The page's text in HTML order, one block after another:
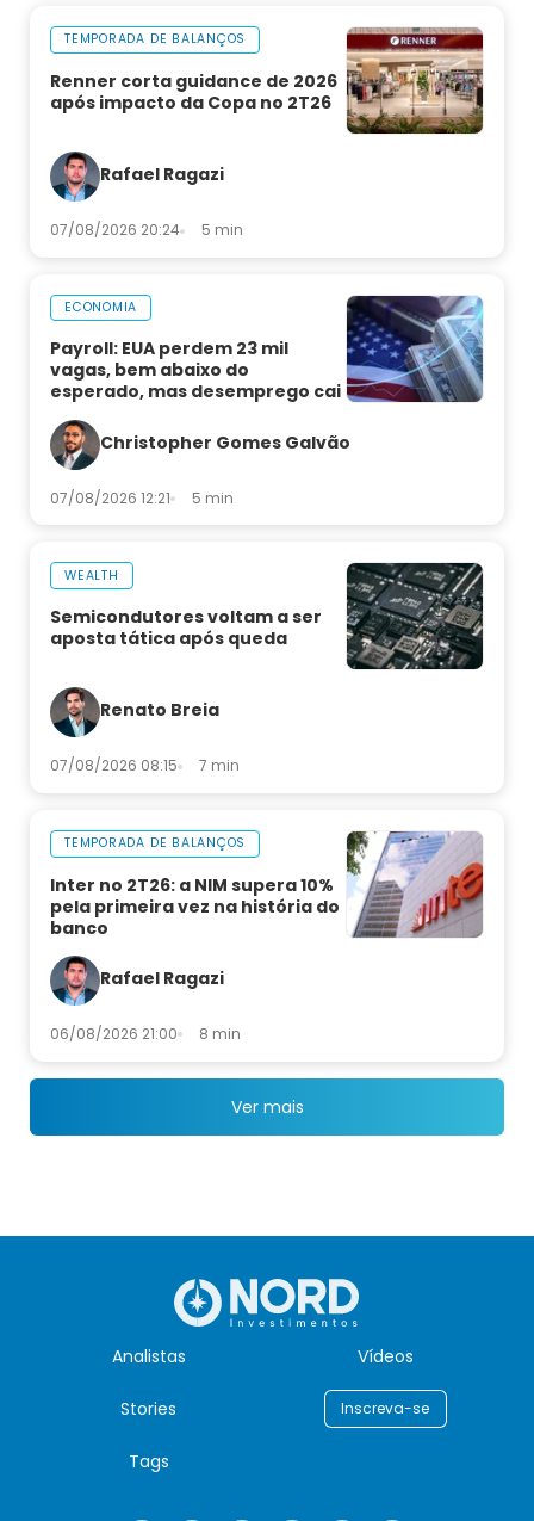
TEMPORADA DE BALANÇOS
Renner corta guidance de 2026
após impacto da Copa no 2T26
Rafael Ragazi
07/08/2026 20:24 5 min
ECONOMIA
Payroll: EUA perdem 23 mil
vagas, bem abaixo do
esperado, mas desemprego cai
Christopher Gomes Galvão
07/08/2026 12:21 5 min
WEALTH
Semicondutores voltam a ser
aposta tática após queda
Renato Breia
07/08/2026 08:15 7 min
TEMPORADA DE BALANÇOS
Inter no 2T26: a NIM supera 10%
pela primeira vez na história do
banco
Rafael Ragazi
06/08/2026 21:00 8 min
Ver mais
Analistas Vídeos
Stories Inscreva-se
Tags